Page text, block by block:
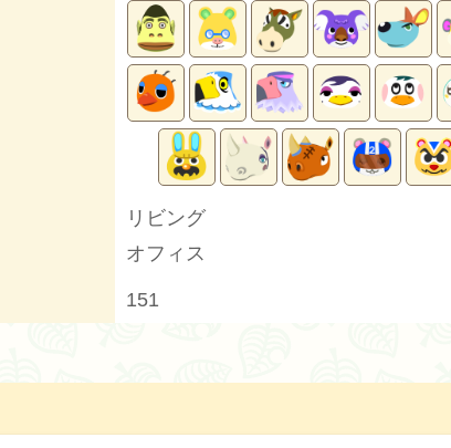
リビング
オフィス
151